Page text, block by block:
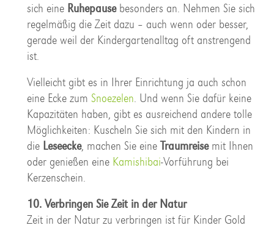
sich eine Ruhepausebesonders an. Nehmen Sie sich
regelmäßig die Zeit dazu – auch wenn oder besser,
gerade weil der Kindergartenalltag oft anstrengend
ist.
Vielleicht gibt es in Ihrer Einrichtung ja auch schon
eine Ecke zum Snoezelen. Und wenn Sie dafür keine
Kapazitäten haben, gibt es ausreichend andere tolle
Möglichkeiten: Kuscheln Sie sich mit den Kindern in
die Leseecke, machen Sie eineTraumreisemit Ihnen
oder genießen eine Kamishibai-Vorführung bei
Kerzenschein.
10. Verbringen Sie Zeit in der Natur
Zeit in der Natur zu verbringen ist für Kinder Gold